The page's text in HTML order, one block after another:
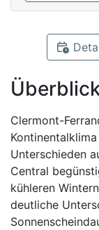
Clermont-
Unterschieden
Central
kühleren
deutliche